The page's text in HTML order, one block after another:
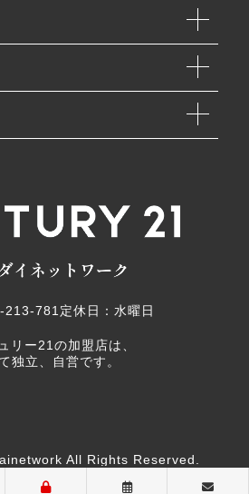
213-781 定休日：水曜日
リー21の加盟店は、
独立、自営です。
All Rights Reserved.